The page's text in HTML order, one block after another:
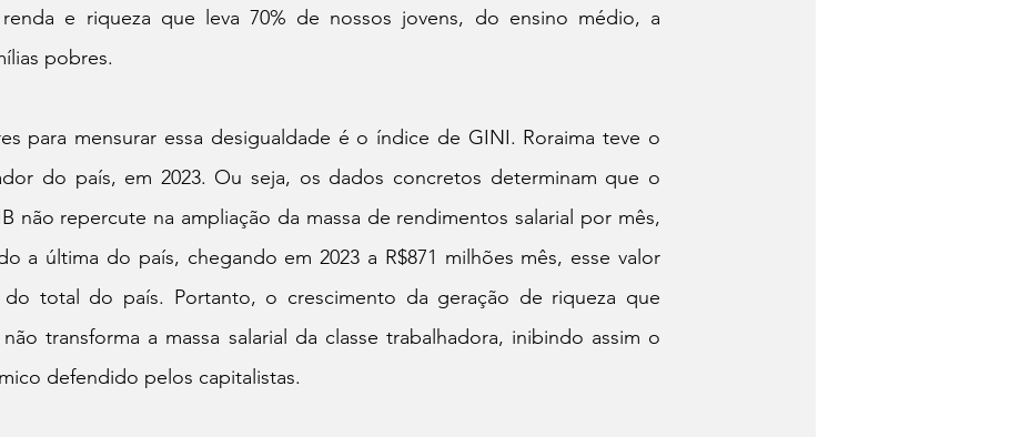
e riqueza que leva 70% de nossos jovens, do ensino médio, a
pobres.
para mensurar essa desigualdade é o índice de GINI. Roraima teve o
do país, em 2023. Ou seja, os dados concretos determinam que o
não repercute na ampliação da massa de rendimentos salarial por mês,
a última do país, chegando em 2023 a R$871 milhões mês, esse valor
do total do país. Portanto, o crescimento da geração de riqueza que
transforma a massa salarial da classe trabalhadora, inibindo assim o
defendido pelos capitalistas.